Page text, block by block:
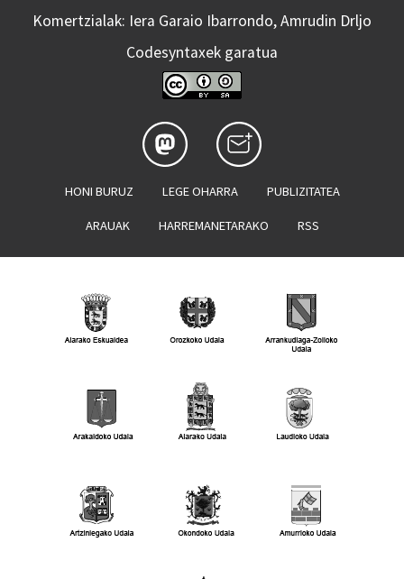
Komertzialak: Iera Garaio Ibarrondo, Amrudin Drljo
Codesyntaxek garatua
HONI BURUZ LEGE OHARRA PUBLIZITATEA
ARAUAK HARREMANETARAKO RSS